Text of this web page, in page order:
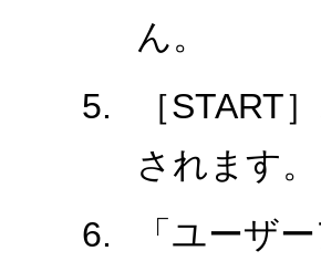
ん。
［START
されます。
「ユーザ